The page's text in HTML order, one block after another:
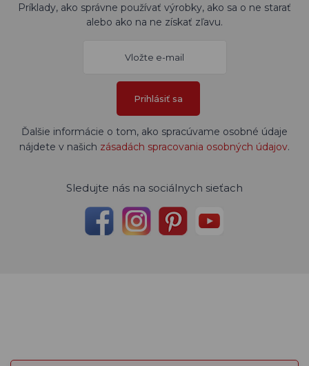
Príklady, ako správne používať výrobky, ako sa o ne starať
alebo ako na ne získať zľavu.
Prihlásiť sa
Ďalšie informácie o tom, ako spracúvame osobné údaje
nájdete v našich zásadách spracovania osobných údajov.
Sledujte nás na sociálnych sieťach